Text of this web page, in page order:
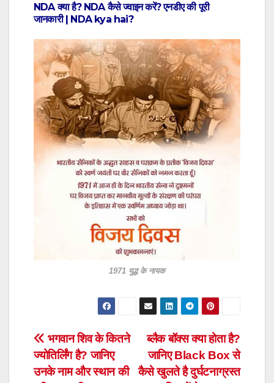
NDA क्या है? NDA कैसे ज्वाइन करें? एनडीए की पूरी
जानकारी | NDA kya hai?
1971 युद्ध के नायक
Post
navigation
ब्लैक बॉक्स क्या होता है?
जानिए Black Box से
कैसे खुलते है दुर्घटनाग्रस्त
भगवान शिव के कितने
ज्योतिर्लिंग है? जानिए
उनके नाम और स्थान की